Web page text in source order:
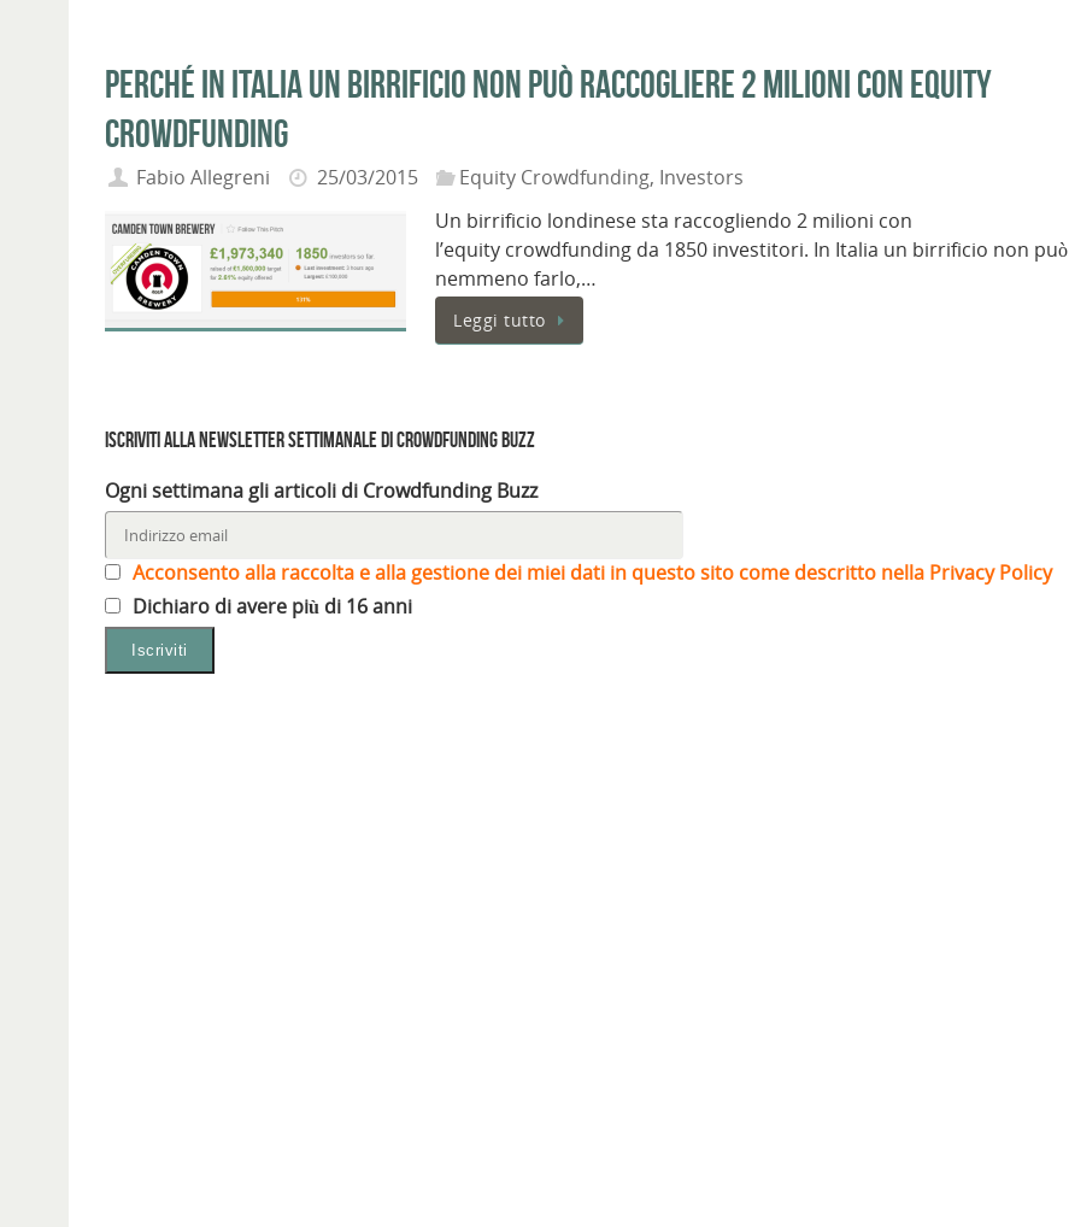
Perché in Italia un birrificio non può raccogliere 2 milioni con equity
crowdfunding
Fabio Allegreni 25/03/2015 Equity Crowdfunding, Investors
Un birrificio londinese sta raccogliendo 2 milioni con
l’equity crowdfunding da 1850 investitori. In Italia un birrificio non può
nemmeno farlo,…
Leggi tutto
Iscriviti alla Newsletter settimanale di Crowdfunding Buzz
Ogni settimana gli articoli di Crowdfunding Buzz
Acconsento alla raccolta e alla gestione dei miei dati in questo sito come descritto nella Privacy Policy
Dichiaro di avere più di 16 anni